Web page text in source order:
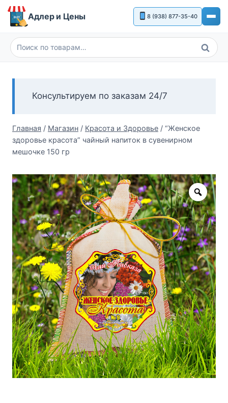
Перейти
Адлер и Цены 8 (938) 877-35-40
Искать:
Поиск
Консультируем по заказам 24/7
Главная / Магазин / Красота и Здоровье / “Женское
здоровье красота” чайный напиток в сувенирном
мешочке 150 гр
Zoom